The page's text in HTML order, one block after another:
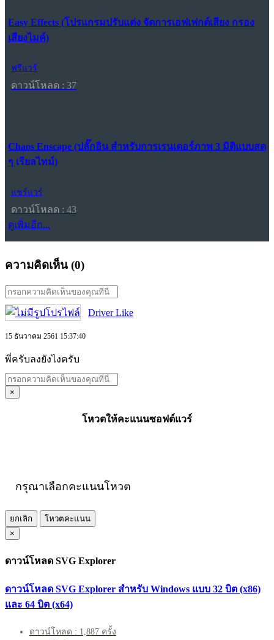
Easy Effects (โปรแกรมปรับแต่ง จัดการเอฟเฟกต์เสียง กรอง
เสียงไมค์)
ฟรีแวร์
ดาวน์โหลด : 37
Chaos Enscape (ปลั๊กอิน สำหรับการเรนเดอร์ภาพ 3 มิติแบบสด
ๆ เรียลไทม์)
แชร์แวร์
ดาวน์โหลด : 43
ดูเพิ่มอีก...
ความคิดเห็น (0)
Driver Like
15 ธันวาคม 2561 15:37:40
พี่ครับลงยังไงครับ
×
โหวตให้คะแนนซอฟต์แวร์
กรุณาเลือกคะแนนโหวต
ยกเลิก
โหวตคะแนน
×
ดาวน์โหลด SVG Explorer
ดาวน์โหลด SVG Explorer สำหรับ Windows แบบ 32 บิต (x86)
และ 64 บิต (x64)
ดาวน์โหลด : 1,887 ครั้ง